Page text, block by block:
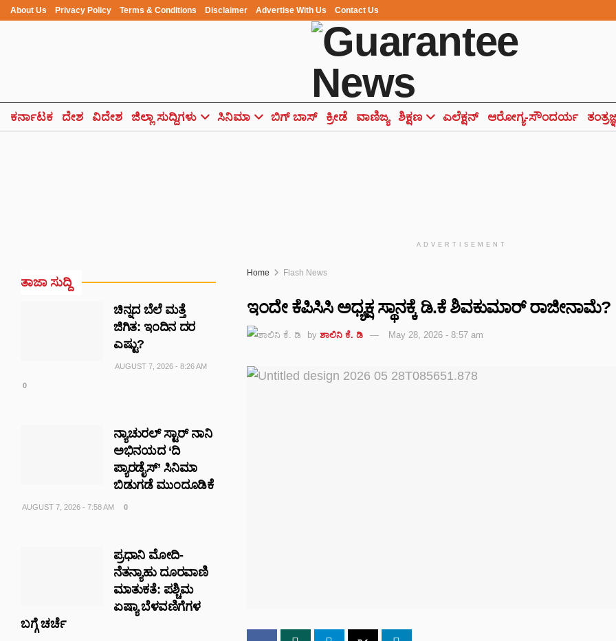
About Us Privacy Policy Terms & Conditions Disclaimer Advertise With Us Contact Us
ಕರ್ನಾಟಕ ದೇಶ ವಿದೇಶ ಜಿಲ್ಲಾ ಸುದ್ದಿಗಳು ಸಿನಿಮಾ ಬಿಗ್ ಬಾಸ್ ಕ್ರೀಡೆ ವಾಣಿಜ್ಯ ಶಿಕ್ಷಣ ಎಲೆಕ್ಷನ್ ಆರೋಗ್ಯ-ಸೌಂದರ್ಯ
ADVERTISEMENT
Home Flash News
ಇಂದೇ ಕೆಪಿಸಿಸಿ ಅಧ್ಯಕ್ಷ ಸ್ಥಾನಕ್ಕೆ ಡಿ.ಕೆ ಶಿವಕುಮಾರ್ ರಾಜೀನಾಮೆ?
by ಶಾಲಿನಿ ಕೆ. ಡಿ May 28, 2026 - 8:57 am
ತಾಜಾ ಸುದ್ದಿ
ಚಿನ್ನದ ಬೆಲೆ ಮತ್ತೆ
ಜಿಗಿತ: ಇಂದಿನ ದರ
ಎಷ್ಟು?
AUGUST 7, 2026 - 8:26 AM
0
ನ್ಯಾಚುರಲ್ ಸ್ಟಾರ್ ನಾನಿ
ಅಭಿನಯದ ‘ದಿ
ಪ್ಯಾರಡೈಸ್’ ಸಿನಿಮಾ
ಬಿಡುಗಡೆ ಮುಂದೂಡಿಕೆ
AUGUST 7, 2026 - 7:58 AM 0
ಪ್ರಧಾನಿ ಮೋದಿ-
ನೆತನ್ಯಾಹು ದೂರವಾಣಿ
ಮಾತುಕತೆ: ಪಶ್ಚಿಮ
ಏಷ್ಯಾ ಬೆಳವಣಿಗೆಗಳ
ಬಗ್ಗೆ ಚರ್ಚೆ